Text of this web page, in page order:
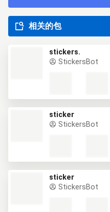
相关的包
stickers.
StickersBot
sticker
StickersBot
sticker
StickersBot